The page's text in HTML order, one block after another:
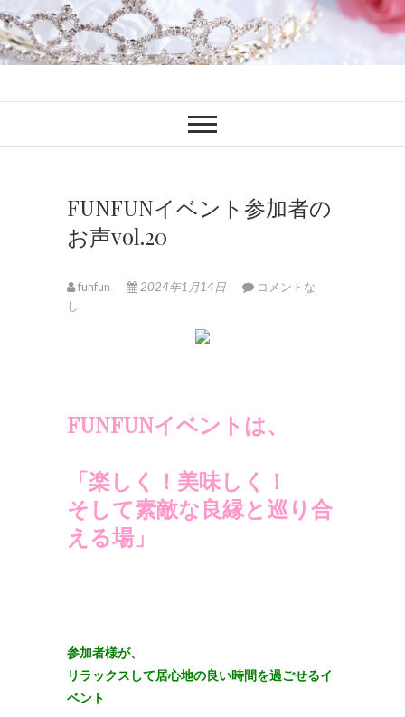
ファンブロ
FUNFUNイベント参加者の
お声vol.20
funfun 2024年1月14日
コメントな
し
FUNFUNイベントは、
「楽しく！美味しく！
そして素敵な良縁と巡り合
える場」
参加者様が、
リラックスして居心地の良い時間を過ごせるイ
ベント